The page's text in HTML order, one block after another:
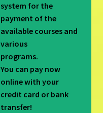
system for the
payment of the
available courses and
various
programs.
You can pay now
online with your
credit card or bank
transfer!